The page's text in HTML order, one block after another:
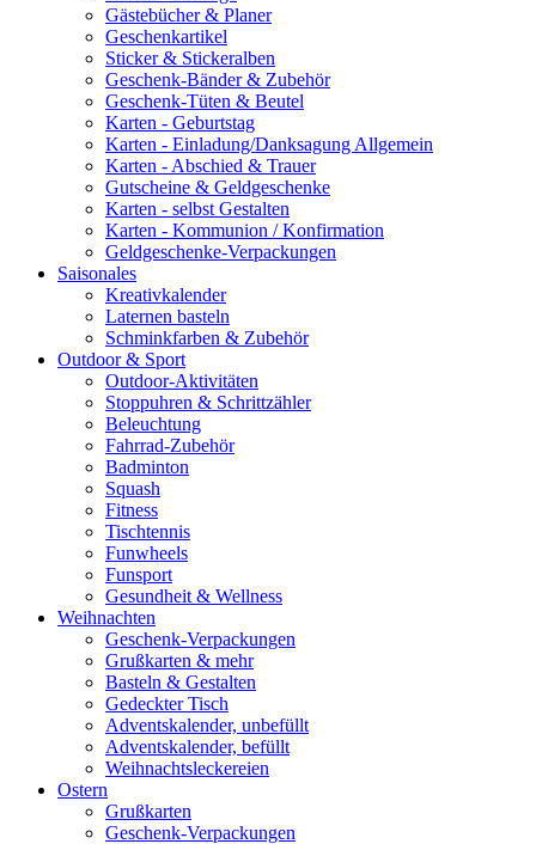
Gästebücher & Planer
Geschenkartikel
Sticker & Stickeralben
Geschenk-Bänder & Zubehör
Geschenk-Tüten & Beutel
Karten - Geburtstag
Karten - Einladung/Danksagung Allgemein
Karten - Abschied & Trauer
Gutscheine & Geldgeschenke
Karten - selbst Gestalten
Karten - Kommunion / Konfirmation
Geldgeschenke-Verpackungen
Saisonales
Kreativkalender
Laternen basteln
Schminkfarben & Zubehör
Outdoor & Sport
Outdoor-Aktivitäten
Stoppuhren & Schrittzähler
Beleuchtung
Fahrrad-Zubehör
Badminton
Squash
Fitness
Tischtennis
Funwheels
Funsport
Gesundheit & Wellness
Weihnachten
Geschenk-Verpackungen
Grußkarten & mehr
Basteln & Gestalten
Gedeckter Tisch
Adventskalender, unbefüllt
Adventskalender, befüllt
Weihnachtsleckereien
Ostern
Grußkarten
Geschenk-Verpackungen